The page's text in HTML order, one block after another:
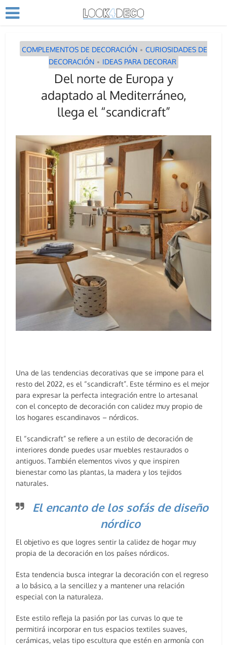
COMPLEMENTOS DE DECORACIÓN • CURIOSIDADES DE
DECORACIÓN • IDEAS PARA DECORAR
Del norte de Europa y
adaptado al Mediterráneo,
llega el “scandicraft”
Una de las tendencias decorativas que se impone para el
resto del 2022, es el “scandicraft”. Este término es el mejor
para expresar la perfecta integración entre lo artesanal
con el concepto de decoración con calidez muy propio de
los hogares escandinavos – nórdicos.
El “scandicraft” se refiere a un estilo de decoración de
interiores donde puedes usar muebles restaurados o
antiguos. También elementos vivos y que inspiren
bienestar como las plantas, la madera y los tejidos
naturales.
El encanto de los sofás de diseño
nórdico
El objetivo es que logres sentir la calidez de hogar muy
propia de la decoración en los países nórdicos.
Esta tendencia busca integrar la decoración con el regreso
a lo básico, a la sencillez y a mantener una relación
especial con la naturaleza.
Este estilo refleja la pasión por las curvas lo que te
permitirá incorporar en tus espacios textiles suaves,
cerámicas, velas tipo escultura que estén en armonía con